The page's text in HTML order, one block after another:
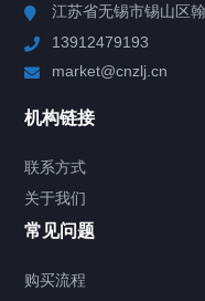
Chiller高精度制冷循环
TCU温度控制单元
Chiller气体控温系统
江苏省无锡市锡山区
13912479193
market@cnzlj.cn
机构链接
联系方式
关于我们
常见问题
购买流程